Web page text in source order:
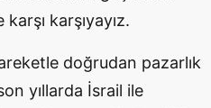
karşıyayız.
doğrudan pazarlık
yıllarda İsrail ile